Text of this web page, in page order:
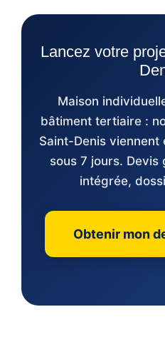
Lancez votre
Maison
bâtiment tertiaire :
Saint-Denis
sous 7 jours. Devis
intégrée,
Obtenir mon